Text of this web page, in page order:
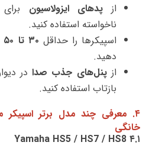
ازپدهای ایزولاسیون
ناخواسته استفاده کنید.
اسپیکرها را حداقل ۳۰ تا ۵۰ سانتی‌متر
دهید.
ازپنل‌های جذب صدادر
بازتاب استفاده کنید.
۴. معرفی چند مدل برتر اسپیکر
خانگی
۴.۱ Yamaha HS5 / HS7 / HS8